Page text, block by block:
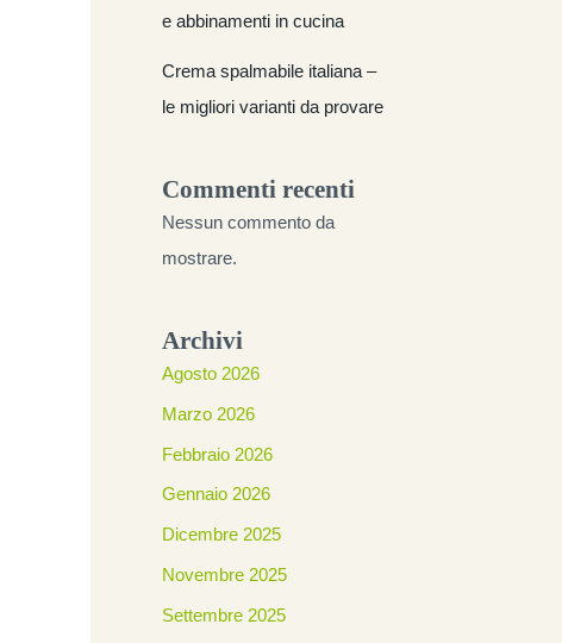
e abbinamenti in cucina
Crema spalmabile italiana –
le migliori varianti da provare
Commenti recenti
Nessun commento da
mostrare.
Archivi
Agosto 2026
Marzo 2026
Febbraio 2026
Gennaio 2026
Dicembre 2025
Novembre 2025
Settembre 2025